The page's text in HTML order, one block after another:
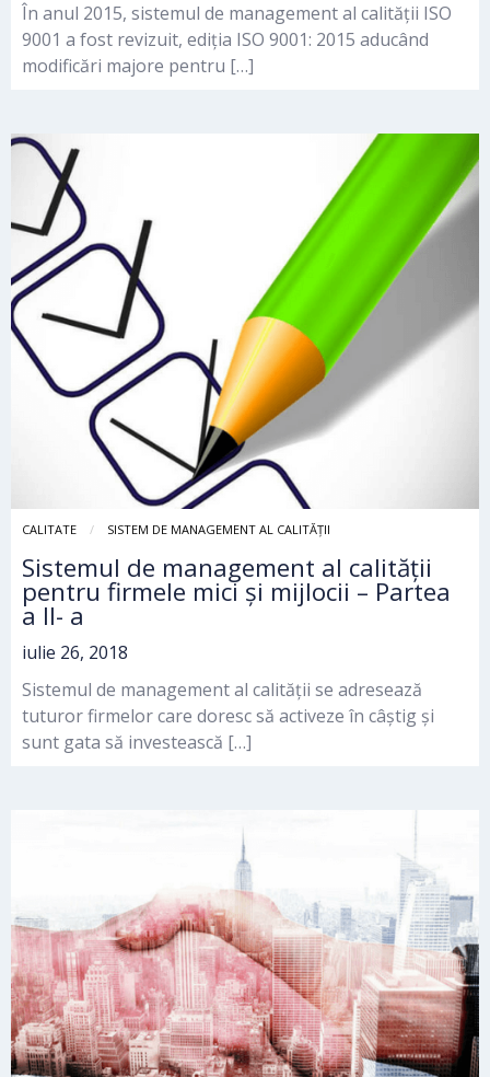
În anul 2015, sistemul de management al calității ISO
9001 a fost revizuit, ediția ISO 9001: 2015 aducând
modificări majore pentru […]
CALITATE SISTEM DE MANAGEMENT AL CALITĂȚII
Sistemul de management al calității
pentru firmele mici și mijlocii – Partea
a II- a
iulie 26, 2018
Sistemul de management al calității se adresează
tuturor firmelor care doresc să activeze în câștig și
sunt gata să investească […]